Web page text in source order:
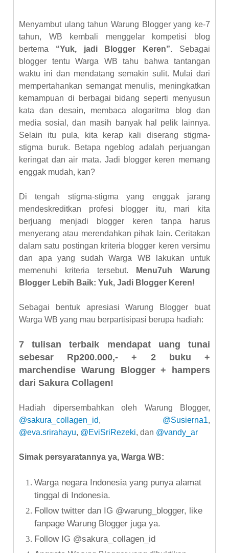
Menyambut ulang tahun Warung Blogger yang ke-7
tahun, WB kembali menggelar kompetisi blog
bertema “Yuk, jadi Blogger Keren”. Sebagai
blogger tentu Warga WB tahu bahwa tantangan
waktu ini dan mendatang semakin sulit. Mulai dari
mempertahankan semangat menulis, meningkatkan
kemampuan di berbagai bidang seperti menyusun
kata dan desain, membaca alogaritma blog dan
media sosial, dan masih banyak hal pelik lainnya.
Selain itu pula, kita kerap kali diserang stigma-
stigma buruk. Betapa ngeblog adalah perjuangan
keringat dan air mata. Jadi blogger keren memang
enggak mudah, kan?
Di tengah stigma-stigma yang enggak jarang
mendeskreditkan profesi blogger itu, mari kita
berjuang menjadi blogger keren tanpa harus
menyerang atau merendahkan pihak lain. Ceritakan
dalam satu postingan kriteria blogger keren versimu
dan apa yang sudah Warga WB lakukan untuk
memenuhi kriteria tersebut.
Menu7uh Warung
Blogger Lebih Baik: Yuk, Jadi Blogger Keren!
Sebagai bentuk apresiasi Warung Blogger buat
Warga WB yang mau berpartisipasi berupa hadiah:
7 tulisan terbaik mendapat uang tunai
sebesar Rp200.000,- + 2 buku +
marchendise Warung Blogger + hampers
dari Sakura Collagen!
Hadiah dipersembahkan oleh Warung Blogger,
@sakura_collagen_id, @Susierna1,
@eva.srirahayu, @EviSriRezeki, dan @vandy_ar
Simak persyaratannya ya, Warga WB:
Warga negara Indonesia yang punya alamat
tinggal di Indonesia.
Follow twitter dan IG @warung_blogger, like
fanpage Warung Blogger juga ya.
Follow IG @sakura_collagen_id